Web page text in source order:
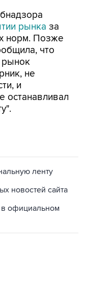
рынка за
норм. Позже
что
не
и
останавливал
ленту
новостей сайта
в официальном